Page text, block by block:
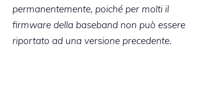
permanentemente, poiché per molti il
firmware della baseband non può essere
riportato ad una versione precedente.